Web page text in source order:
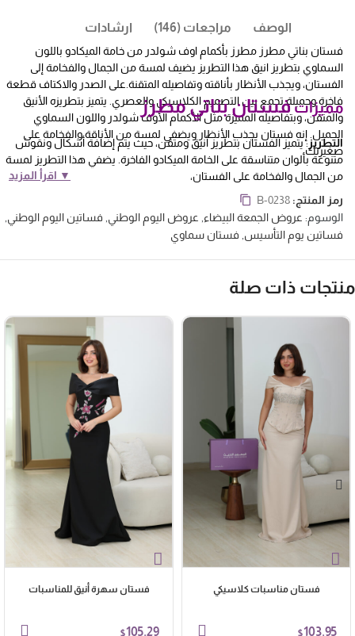
الوصف مراجعات (146) ارشادات
فستان بناتي مطرز مطرز بأكمام اوف شولدر من خامة الميكادو باللون
السماوي بتطريز انيق هذا التطريز يضيف لمسة من الجمال والفخامة إلى
الفستان، ويجذب الأنظار بأناقته وتفاصيله المتقنة.على الصدر والاكتاف قطعة
فاخرة وجميلة تجمع بين التصميم الكلاسيكي والعصري. يتميز بتطريزه الأنيق
والمتقن، وبتفاصيله المميزة مثل الأكمام الأوف شولدر واللون السماوي
الجميل. إنه فستان يجذب الأنظار ويضفي لمسة من الأناقة والفخامة على
صغيرتك.
مميزاتفستان بناتي مطرز
▼ اقرأ المزيد
التطريز: يتميز الفستان بتطريز أنيق ومتقن، حيث يتم إضافة أشكال ونقوش
متنوعة بألوان متناسقة على الخامة الميكادو الفاخرة. يضفي هذا التطريز لمسة
من الجمال والفخامة على الفستان،
: يتميز الفستان بأكمام أوف شولدر، وهي تصميم يكشف عن الكتفين
بشكل جميل وأنثوي. تعطي هذه الأكمام للفستان مظهرًا رقيقًا وجذابًا،
وتضيف لمسة من الأناقة العصرية إلى التصميم الكلاسيكي.
اللون: يأتي الفستان بلون سماوي جميل ومتألق، وهو لون يشبه لون السماء
الصافية. يضفي هذا اللون لمسة من الهدوء والرقة على الفستان، ويساعد في
التطريز: يتميز الفستان بوجود التطريز على منطقة الصدر والأكتاف، مما يعزز
تصميم الفستان، مما يعطي لمسة من الأناقة والتميز للإطلالة.
رمز المنتج:B-0238
الوسوم:عروض الجمعة البيضاء, عروض اليوم الوطني فساتين اليوم الوطني
فساتين يوم التأسيس, فستان سماوي
ذات صلة
فستان مناسبات كلاسيكي
$103.95
فستان سهرة أنيق للمناسبات
$105.29